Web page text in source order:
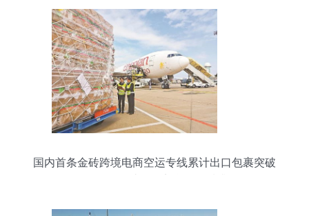
国内首条金砖跨境电商空运专线累计出口包裹突破